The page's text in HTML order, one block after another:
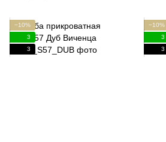
−10%
3
3
−10%
3
3